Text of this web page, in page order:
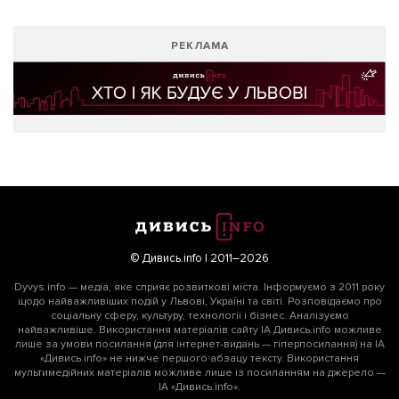
РЕКЛАМА
© Дивись.info | 2011–2026
Dyvys.info — медіа, яке сприяє розвиткові міста. Інформуємо з 2011 року
щодо найважливіших подій у Львові, Україні та світі. Розповідаємо про
соціальну сферу, культуру, технології і бізнес. Аналізуємо
найважливіше. Використання матеріалів сайту ІА Дивись.info можливе
лише за умови посилання (для інтернет-видань — гіперпосилання) на ІА
«Дивись.info» не нижче першого абзацу тексту. Використання
мультимедійних матеріалів можливе лише із посиланням на джерело —
ІА «Дивись.info».